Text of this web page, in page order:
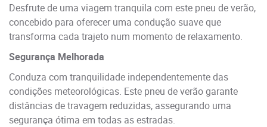
Desfrute de uma viagem tranquila com este pneu de verão,
concebido para oferecer uma condução suave que
transforma cada trajeto num momento de relaxamento.
Segurança Melhorada
Conduza com tranquilidade independentemente das
condições meteorológicas. Este pneu de verão garante
distâncias de travagem reduzidas, assegurando uma
segurança ótima em todas as estradas.